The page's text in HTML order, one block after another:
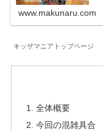
得
www.makunaru.com
キッザマニアトップページ
全体概要
今回の混雑具合